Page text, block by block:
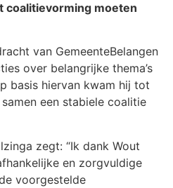
coalitievorming moeten
van GemeenteBelangen
over belangrijke thema’s
basis hiervan kwam hij tot
een stabiele coalitie
zegt: “Ik dank Wout
en zorgvuldige
voorgestelde